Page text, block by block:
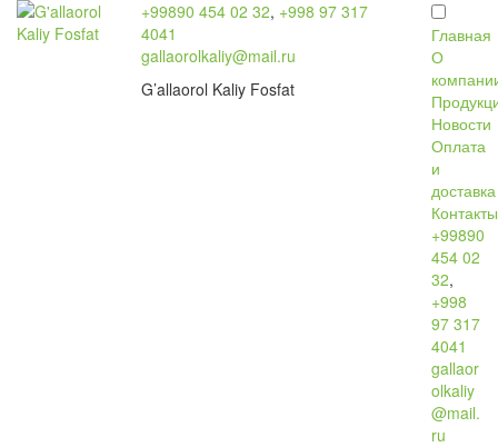
+99890 454 02 32, +998 97 317
4041
gallaorolkaliy@mail.ru
G’allaorol Kaliy Fosfat
Главная
О
Новости
Оплата
и
доставка
Контакты
+99890
454 02
32,
+998
97 317
4041
gallaor
olkaliy
@mail.
ru